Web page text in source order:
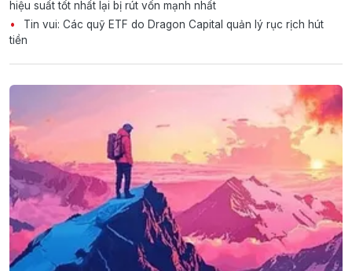
hiệu suất tốt nhất lại bị rút vốn mạnh nhất
Tin vui: Các quỹ ETF do Dragon Capital quản lý rục rịch hút
tiền